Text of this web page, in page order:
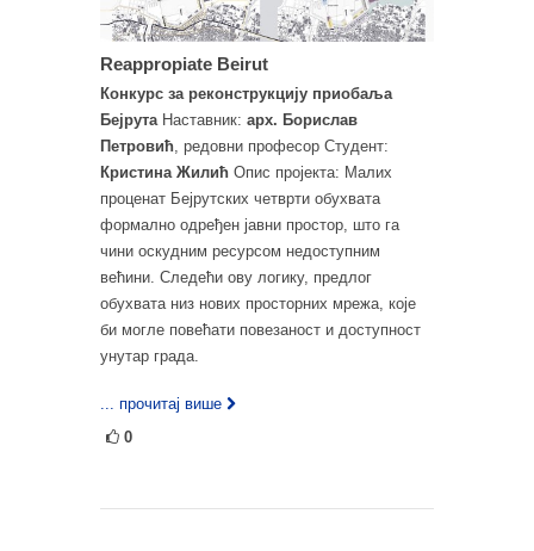
Reappropiate Beirut
Конкурс за реконструкцију приобаља
Бејрута Наставник: арх. Борислав
Петровић , редовни професор Студент:
Кристина Жилић Опис пројекта: Малих
проценат Бејрутских четврти обухвата
формално одређен јавни простор, што га
чини оскудним ресурсом недоступним
већини. Следећи ову логику, предлог
обухвата низ нових просторних мрежа, које
би могле повећати повезаност и доступност
унутар града.
... прочитај више
0